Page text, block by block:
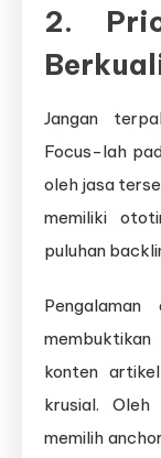
2.
Jangan
Focus-lah
oleh jasa
memiliki
puluhan
konten
krusial.
memilih